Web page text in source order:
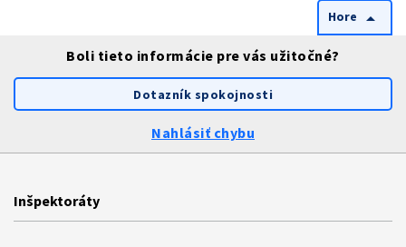
Hore arrow_drop_up
Boli tieto informácie pre vás užitočné?
Dotazník spokojnosti
Nahlásiť chybu
Inšpektoráty